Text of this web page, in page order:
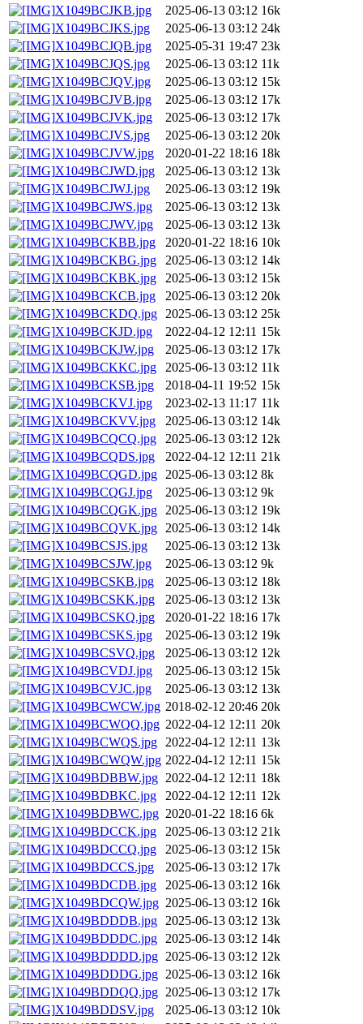
X1049BCJKB.jpg
2025-06-13 03:12 16k
X1049BCJKS.jpg
2025-06-13 03:12 24k
X1049BCJQB.jpg
2025-05-31 19:47 23k
X1049BCJQS.jpg
2025-06-13 03:12 11k
X1049BCJQV.jpg
2025-06-13 03:12 15k
X1049BCJVB.jpg
2025-06-13 03:12 17k
X1049BCJVK.jpg
2025-06-13 03:12 17k
X1049BCJVS.jpg
2025-06-13 03:12 20k
X1049BCJVW.jpg
2020-01-22 18:16 18k
X1049BCJWD.jpg
2025-06-13 03:12 13k
X1049BCJWJ.jpg
2025-06-13 03:12 19k
X1049BCJWS.jpg
2025-06-13 03:12 13k
X1049BCJWV.jpg
2025-06-13 03:12 13k
X1049BCKBB.jpg
2020-01-22 18:16 10k
X1049BCKBG.jpg
2025-06-13 03:12 14k
X1049BCKBK.jpg
2025-06-13 03:12 15k
X1049BCKCB.jpg
2025-06-13 03:12 20k
X1049BCKDQ.jpg
2025-06-13 03:12 25k
X1049BCKJD.jpg
2022-04-12 12:11 15k
X1049BCKJW.jpg
2025-06-13 03:12 17k
X1049BCKKC.jpg
2025-06-13 03:12 11k
X1049BCKSB.jpg
2018-04-11 19:52 15k
X1049BCKVJ.jpg
2023-02-13 11:17 11k
X1049BCKVV.jpg
2025-06-13 03:12 14k
X1049BCQCQ.jpg
2025-06-13 03:12 12k
X1049BCQDS.jpg
2022-04-12 12:11 21k
X1049BCQGD.jpg
2025-06-13 03:12 8k
X1049BCQGJ.jpg
2025-06-13 03:12 9k
X1049BCQGK.jpg
2025-06-13 03:12 19k
X1049BCQVK.jpg
2025-06-13 03:12 14k
X1049BCSJS.jpg
2025-06-13 03:12 13k
X1049BCSJW.jpg
2025-06-13 03:12 9k
X1049BCSKB.jpg
2025-06-13 03:12 18k
X1049BCSKK.jpg
2025-06-13 03:12 13k
X1049BCSKQ.jpg
2020-01-22 18:16 17k
X1049BCSKS.jpg
2025-06-13 03:12 19k
X1049BCSVQ.jpg
2025-06-13 03:12 12k
X1049BCVDJ.jpg
2025-06-13 03:12 15k
X1049BCVJC.jpg
2025-06-13 03:12 13k
X1049BCWCW.jpg 2018-02-12 20:46 20k
X1049BCWQQ.jpg 2022-04-12 12:11 20k
X1049BCWQS.jpg
2022-04-12 12:11 13k
X1049BCWQW.jpg 2022-04-12 12:11 15k
X1049BDBBW.jpg 2022-04-12 12:11 18k
X1049BDBKC.jpg
2022-04-12 12:11 12k
X1049BDBWC.jpg 2020-01-22 18:16 6k
X1049BDCCK.jpg
2025-06-13 03:12 21k
X1049BDCCQ.jpg
2025-06-13 03:12 15k
X1049BDCCS.jpg
2025-06-13 03:12 17k
X1049BDCDB.jpg
2025-06-13 03:12 16k
X1049BDCQW.jpg 2025-06-13 03:12 16k
X1049BDDDB.jpg
2025-06-13 03:12 13k
X1049BDDDC.jpg
2025-06-13 03:12 14k
X1049BDDDD.jpg 2025-06-13 03:12 12k
X1049BDDDG.jpg 2025-06-13 03:12 16k
X1049BDDQQ.jpg 2025-06-13 03:12 17k
X1049BDDSV.jpg
2025-06-13 03:12 10k